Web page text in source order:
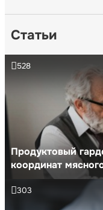
Статьи
Продуктовый
координат
528
303